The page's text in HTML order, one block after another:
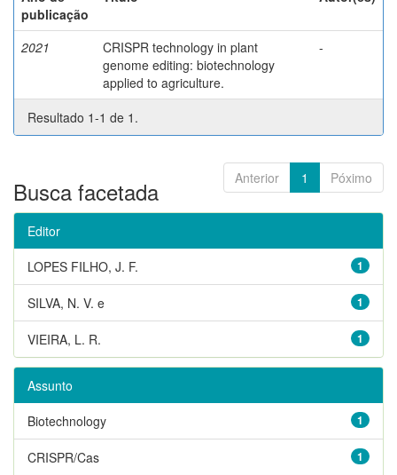
publicação
2021
CRISPR technology in plant
genome editing: biotechnology
applied to agriculture.
-
Resultado 1-1 de 1.
Anterior 1 Póximo
Busca facetada
Editor
1
LOPES FILHO, J. F.
1
SILVA, N. V. e
1
VIEIRA, L. R.
Assunto
1
Biotechnology
1
CRISPR/Cas